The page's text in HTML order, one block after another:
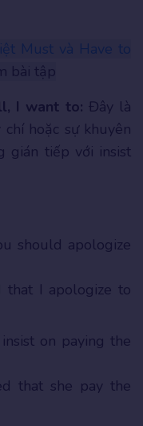
Must và Have to
bài tập
I want to: Đây là
hoặc sự khuyên
gián tiếp với insist
should apologize
that I apologize to
on paying the
that she pay the